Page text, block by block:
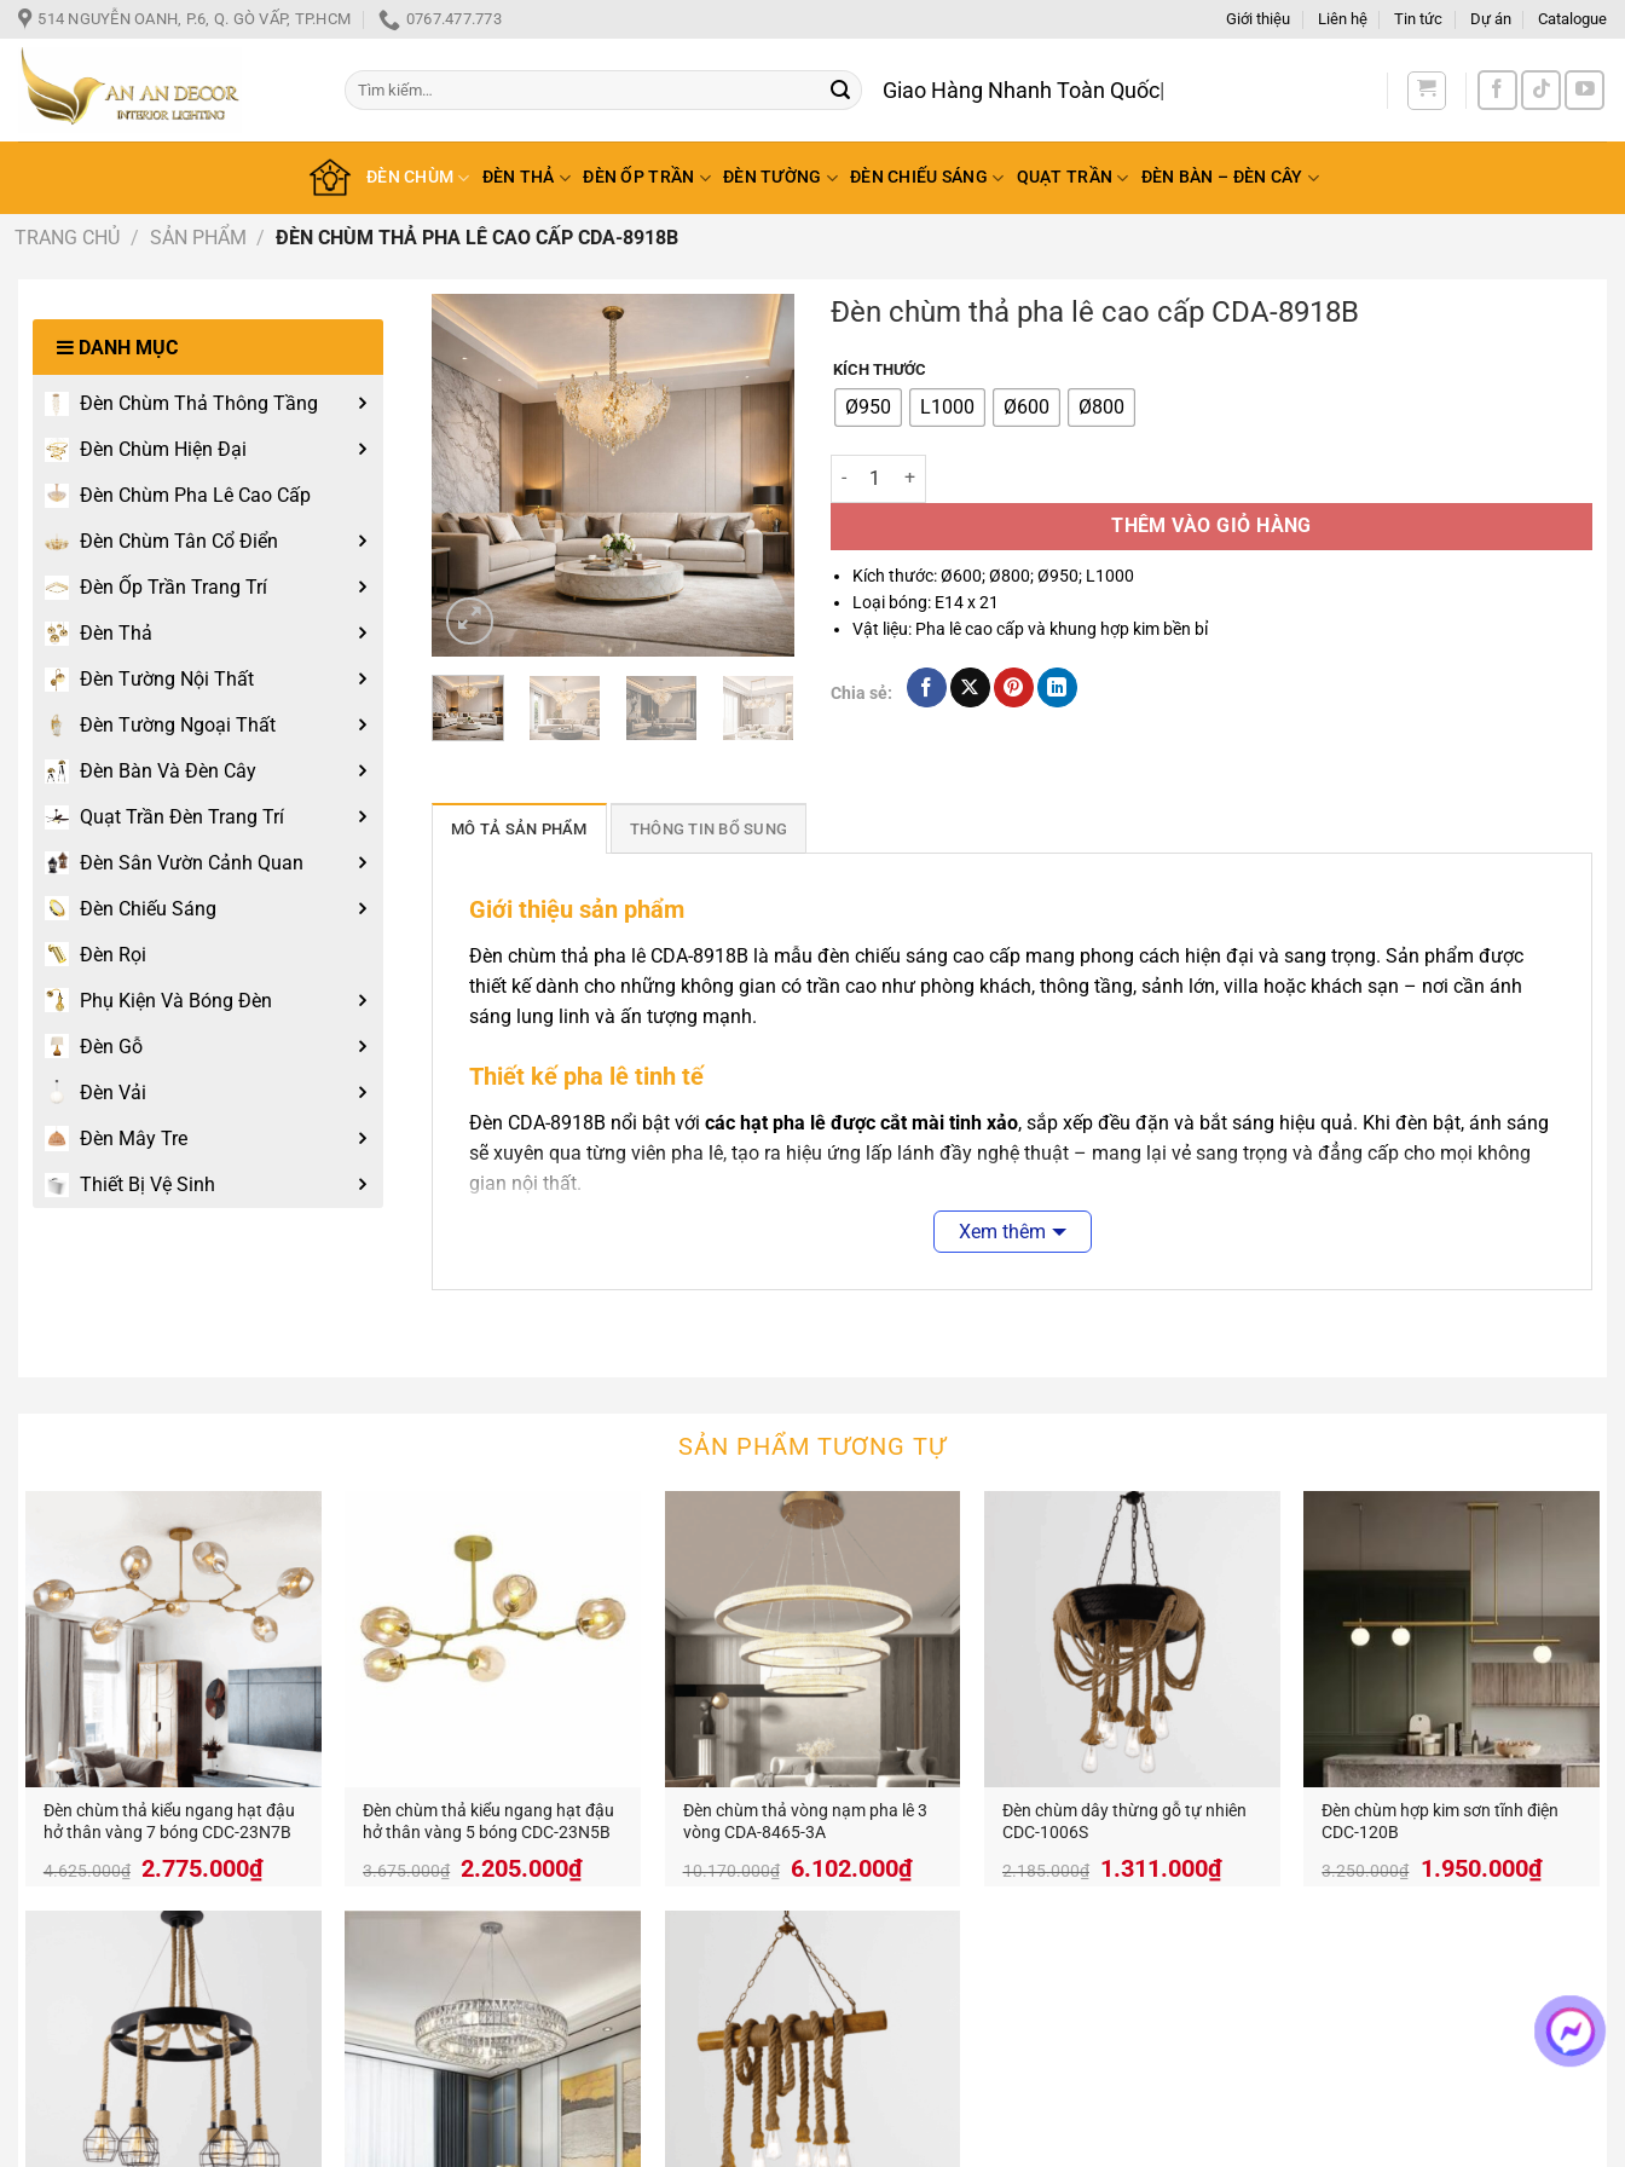
Bỏ
qua
nội
dung
514 NGUYỄN OANH, P.6, Q. GÒ VẤP, TP.HCM 0767.477.773 Giới thiệu Liên hệ Tin tức Dự án Catalogue
Tìm
kiếm:
Giao Hàng Nhanh Toàn Quốc
ĐÈN CHÙM ĐÈN THẢ ĐÈN ỐP TRẦN ĐÈN TƯỜNG ĐÈN CHIẾU SÁNG QUẠT TRẦN ĐÈN BÀN – ĐÈN CÂY
TRANG CHỦ / SẢN PHẨM / ĐÈN CHÙM THẢ PHA LÊ CAO CẤP CDA-8918B
DANH MỤC
Đèn Chùm Thả Thông Tầng
Đèn Chùm Hiện Đại
Đèn Chùm Pha Lê Cao Cấp
Đèn Chùm Tân Cổ Điển
Đèn Ốp Trần Trang Trí
Đèn Thả
Đèn Tường Nội Thất
Đèn Tường Ngoại Thất
Đèn Bàn Và Đèn Cây
Quạt Trần Đèn Trang Trí
Đèn Sân Vườn Cảnh Quan
Đèn Chiếu Sáng
Đèn Rọi
Phụ Kiện Và Bóng Đèn
Đèn Gỗ
Đèn Vải
Đèn Mây Tre
Thiết Bị Vệ Sinh
Đèn chùm thả pha lê cao cấp CDA-8918B
KÍCH THƯỚC
Ø950 L1000 Ø600 Ø800
Đèn chùm thả pha lê cao cấp CDA-8918B số lượng
THÊM VÀO GIỎ HÀNG
Kích thước: Ø600; Ø800; Ø950; L1000
Loại bóng: E14 x 21
Vật liệu: Pha lê cao cấp và khung hợp kim bền bỉ
Chia sẻ:
MÔ TẢ SẢN PHẨM THÔNG TIN BỔ SUNG
Giới thiệu sản phẩm
Đèn chùm thả pha lê CDA-8918B là mẫu đèn chiếu sáng cao cấp mang phong cách hiện đại và sang trọng. Sản phẩm được
thiết kế dành cho những không gian có trần cao như phòng khách, thông tầng, sảnh lớn, villa hoặc khách sạn – nơi cần ánh
sáng lung linh và ấn tượng mạnh.
Thiết kế pha lê tinh tế
Đèn CDA-8918B nổi bật với các hạt pha lê được cắt mài tinh xảo, sắp xếp đều đặn và bắt sáng hiệu quả. Khi đèn bật, ánh sáng
sẽ xuyên qua từng viên pha lê, tạo ra hiệu ứng lấp lánh đầy nghệ thuật – mang lại vẻ sang trọng và đẳng cấp cho mọi không
gian nội thất.
Pha lê cao cấpcó độ trong suốt tốt, phản chiếu ánh sáng đa chiều.
Xem thêm
SẢN PHẨM TƯƠNG TỰ
Đèn chùm thả kiểu ngang hạt đậu
hở thân vàng 7 bóng CDC-23N7B
4.625.000₫ Giá
là:
4.625.000₫.
2.775.000₫Giá
hiện
tại
Đèn chùm thả kiểu ngang hạt đậu
hở thân vàng 5 bóng CDC-23N5B
3.675.000₫ Giá
là:
3.675.000₫.
2.205.000₫Giá
tại
2.205.000₫.
Đèn chùm thả vòng nạm pha lê 3
vòng CDA-8465-3A
10.170.000₫
Giá
là:
10.170.000₫.
6.102.000₫Giá
hiện
Đèn chùm dây thừng gỗ tự nhiên
CDC-1006S
2.185.000₫
Giá
1.311.000₫Giá
Đèn chùm hợp kim sơn tĩnh điện
CDC-120B
3.250.000₫
Giá
1.950.000₫Giá
hiện